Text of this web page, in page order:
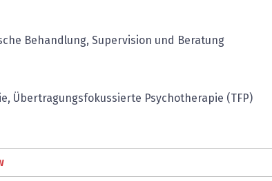
Behandlung, Supervision und Beratung
Übertragungsfokussierte Psychotherapie (TFP)